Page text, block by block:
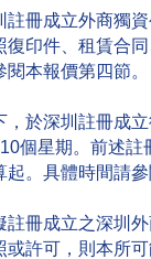
註冊成立外商獨
復印件、租賃合
本報價第四節。
，於深圳註冊成
個星期。前述
起。具體時間請
註冊成立之深圳
或許可，則本所